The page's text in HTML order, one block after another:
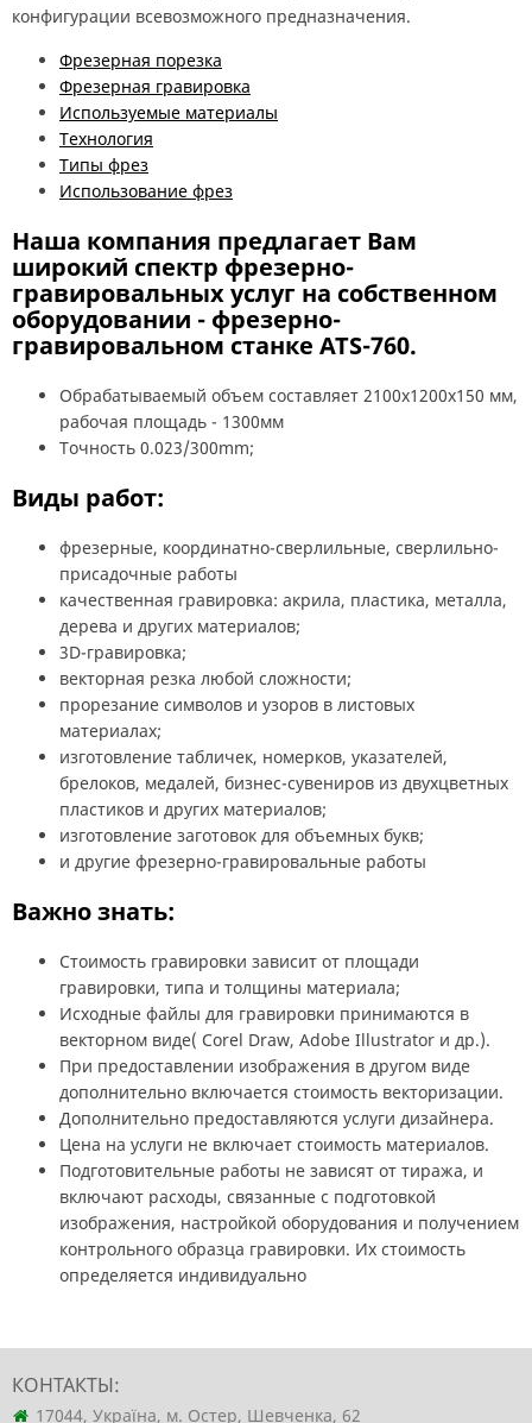
конфигурации всевозможного предназначения.
Фрезерная порезка
Фрезерная гравировка
Используемые материалы
Технология
Типы фрез
Использование фрез
Наша компания предлагает Вам
широкий спектр фрезерно-
гравировальных услуг на собственном
оборудовании - фрезерно-
гравировальном станке ATS-760.
Обрабатываемый объем составляет 2100x1200x150 мм,
рабочая площадь - 1300мм
Точность 0.023/300mm;
Виды работ:
фрезерные, координатно-сверлильные, сверлильно-
присадочные работы
качественная гравировка: акрила, пластика, металла,
дерева и других материалов;
3D-гравировка;
векторная резка любой сложности;
прорезание символов и узоров в листовых
материалах;
изготовление табличек, номерков, указателей,
брелоков, медалей, бизнес-сувениров из двухцветных
пластиков и других материалов;
изготовление заготовок для объемных букв;
и другие фрезерно-гравировальные работы
Важно знать:
Стоимость гравировки зависит от площади
гравировки, типа и толщины материала;
Исходные файлы для гравировки принимаются в
векторном виде( Corel Draw, Adobe Illustrator и др.).
При предоставлении изображения в другом виде
дополнительно включается стоимость векторизации.
Дополнительно предоставляются услуги дизайнера.
Цена на услуги не включает стоимость материалов.
Подготовительные работы не зависят от тиража, и
включают расходы, связанные с подготовкой
изображения, настройкой оборудования и получением
контрольного образца гравировки. Их стоимость
определяется индивидуально
КОНТАКТЫ:
17044, Україна, м. Остер, Шевченка, 62